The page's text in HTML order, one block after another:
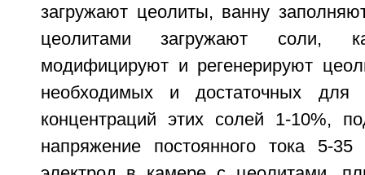
загружают цеолиты, ванну
цеолитами загружают соли,
модифицируют и регенерируют
необходимых и достаточных
концентраций этих солей 1-10%,
напряжение постоянного тока 5-